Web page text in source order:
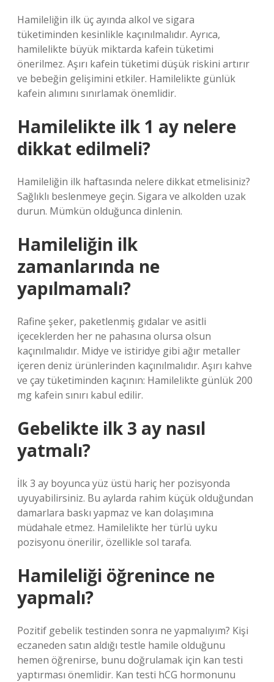
Hamileliğin ilk üç ayında alkol ve sigara
tüketiminden kesinlikle kaçınılmalıdır. Ayrıca,
hamilelikte büyük miktarda kafein tüketimi
önerilmez. Aşırı kafein tüketimi düşük riskini artırır
ve bebeğin gelişimini etkiler. Hamilelikte günlük
kafein alımını sınırlamak önemlidir.
Hamilelikte ilk 1 ay nelere
dikkat edilmeli?
Hamileliğin ilk haftasında nelere dikkat etmelisiniz?
Sağlıklı beslenmeye geçin. Sigara ve alkolden uzak
durun. Mümkün olduğunca dinlenin.
Hamileliğin ilk
zamanlarında ne
yapılmamalı?
Rafine şeker, paketlenmiş gıdalar ve asitli
içeceklerden her ne pahasına olursa olsun
kaçınılmalıdır. Midye ve istiridye gibi ağır metaller
içeren deniz ürünlerinden kaçınılmalıdır. Aşırı kahve
ve çay tüketiminden kaçının: Hamilelikte günlük 200
mg kafein sınırı kabul edilir.
Gebelikte ilk 3 ay nasıl
yatmalı?
İlk 3 ay boyunca yüz üstü hariç her pozisyonda
uyuyabilirsiniz. Bu aylarda rahim küçük olduğundan
damarlara baskı yapmaz ve kan dolaşımına
müdahale etmez. Hamilelikte her türlü uyku
pozisyonu önerilir, özellikle sol tarafa.
Hamileliği öğrenince ne
yapmalı?
Pozitif gebelik testinden sonra ne yapmalıyım? Kişi
eczaneden satın aldığı testle hamile olduğunu
hemen öğrenirse, bunu doğrulamak için kan testi
yaptırması önemlidir. Kan testi hCG hormonunu